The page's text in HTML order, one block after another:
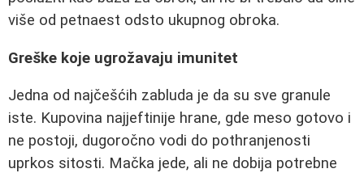
više od petnaest odsto ukupnog obroka.
Greške koje ugrožavaju imunitet
Jedna od najčešćih zabluda je da su sve granule
iste. Kupovina najjeftinije hrane, gde meso gotovo i
ne postoji, dugoročno vodi do pothranjenosti
uprkos sitosti. Mačka jede, ali ne dobija potrebne